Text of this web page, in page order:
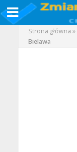
Strona główna »
Bielawa